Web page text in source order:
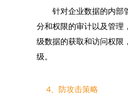
针对企业数据的内部
分和权限的审计以及管理
级数据的获取和访问权限
4、防攻击策略